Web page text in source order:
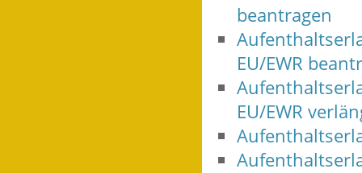
beantragen
EU/EWR
EU/EWR